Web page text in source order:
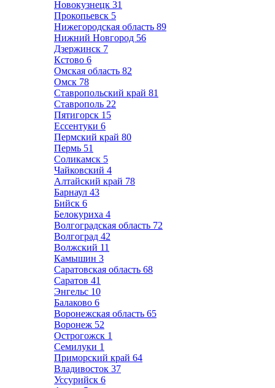
Новокузнецк 31
Прокопьевск 5
Нижегородская область 89
Нижний Новгород 56
Дзержинск 7
Кстово 6
Омская область 82
Омск 78
Ставропольский край 81
Ставрополь 22
Пятигорск 15
Ессентуки 6
Пермский край 80
Пермь 51
Соликамск 5
Чайковский 4
Алтайский край 78
Барнаул 43
Бийск 6
Белокуриха 4
Волгоградская область 72
Волгоград 42
Волжский 11
Камышин 3
Саратовская область 68
Саратов 41
Энгельс 10
Балаково 6
Воронежская область 65
Воронеж 52
Острогожск 1
Семилуки 1
Приморский край 64
Владивосток 37
Уссурийск 6